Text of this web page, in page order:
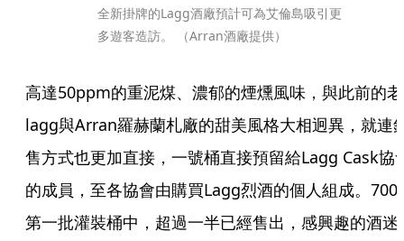
全新掛牌的Lagg酒廠預計可為艾倫島吸引更
多遊客造訪。 （Arran酒廠提供）
高達50ppm的重泥煤、濃郁的煙燻風味，與此前的老
lagg與Arran羅赫蘭札廠的甜美風格大相迥異，就連
售方式也更加直接，一號桶直接預留給Lagg Cask協
的成員，至各協會由購買Lagg烈酒的個人組成。700
第一批灌裝桶中，超過一半已經售出，感興趣的酒迷